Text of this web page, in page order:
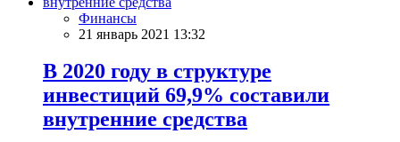
Финансы
21 январь 2021 13:32
В 2020 году в структуре
инвестиций 69,9% составили
внутренние средства